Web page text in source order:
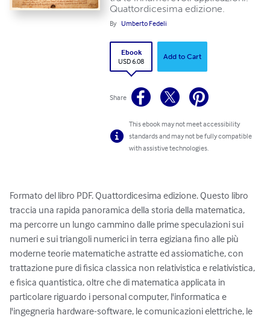
Quattordicesima edizione.
By Umberto Fedeli
Ebook
USD 6.08
Add to Cart
Share
This ebook may not meet accessibility
standards and may not be fully compatible
with assistive technologies.
Formato del libro PDF. Quattordicesima edizione. Questo libro
traccia una rapida panoramica della storia della matematica,
ma percorre un lungo cammino dalle prime speculazioni sui
numeri e sui triangoli numerici in terra egiziana fino alle più
moderne teorie matematiche astratte ed assiomatiche, con
trattazione pure di fisica classica non relativistica e relativistica,
e fisica quantistica, oltre che di matematica applicata in
particolare riguardo i personal computer, l'informatica e
l'ingegneria hardware-software, le comunicazioni elettriche, le